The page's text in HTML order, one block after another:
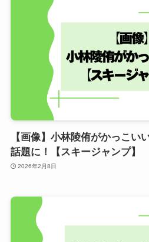
【画像】小林陵侑がかっこい
話題に！【スキージャンプ】
2026年2月8日